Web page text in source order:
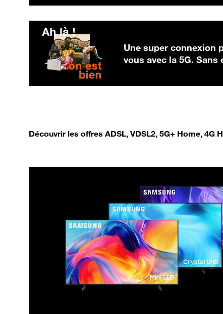
Une super connexion
vous avec la 5G. Sans
Découvrir les offres ADSL, VDSL2, 5G+ Home, 4G